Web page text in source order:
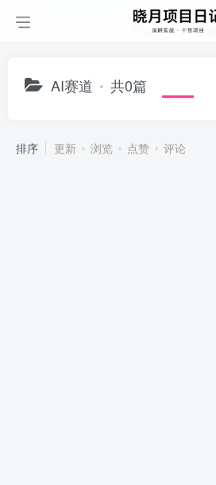
AI赛道 共0篇
排序 更新 浏览 点赞 评论